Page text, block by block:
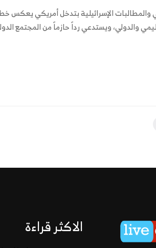
والمطالبات الإسرائيلية بتدخل أمريكي يعكس
والدولي، ويستدعي رداً حازماً من المجتمع
الاكثر قراءة